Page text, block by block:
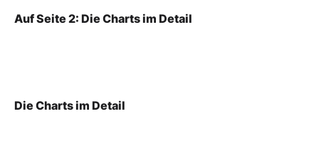
Auf Seite 2: Die Charts im Detail
Die Charts im Detail